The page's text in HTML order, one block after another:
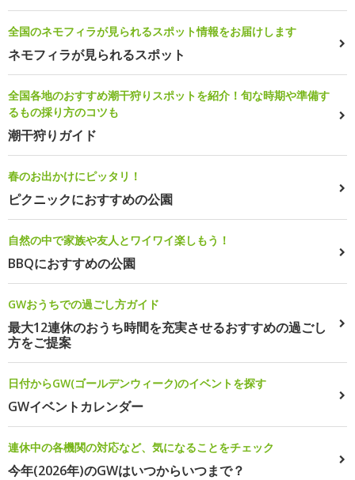
全国のネモフィラが見られるスポット情報をお届けします
ネモフィラが見られるスポット
全国各地のおすすめ潮干狩りスポットを紹介！旬な時期や準備す
るもの採り方のコツも
潮干狩りガイド
春のお出かけにピッタリ！
ピクニックにおすすめの公園
自然の中で家族や友人とワイワイ楽しもう！
BBQにおすすめの公園
GWおうちでの過ごし方ガイド
最大12連休のおうち時間を充実させるおすすめの過ごし
方をご提案
日付からGW(ゴールデンウィーク)のイベントを探す
GWイベントカレンダー
連休中の各機関の対応など、気になることをチェック
今年(2026年)のGWはいつからいつまで？